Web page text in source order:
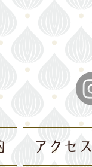
アクセス